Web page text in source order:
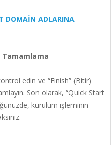
DOMAİN ADLARINA
Tamamlama
edin ve “Finish” (Bitir)
Son olarak, “Quick Start
kurulum işleminin